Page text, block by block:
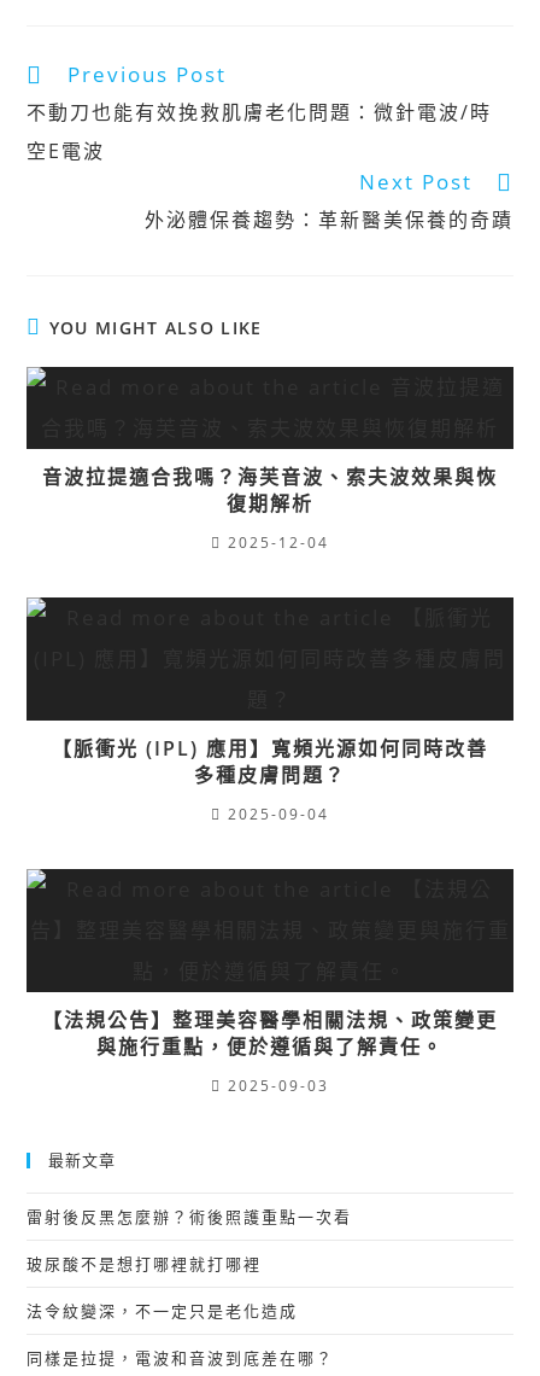
Previous Post
不動刀也能有效挽救肌膚老化問題：微針電波/時
空E電波
Next Post
外泌體保養趨勢：革新醫美保養的奇蹟
YOU MIGHT ALSO LIKE
音波拉提適合我嗎？海芙音波、索夫波效果與恢
復期解析
2025-12-04
【脈衝光 (IPL) 應用】寬頻光源如何同時改善
多種皮膚問題？
2025-09-04
【法規公告】整理美容醫學相關法規、政策變更
與施行重點，便於遵循與了解責任。
2025-09-03
最新文章
雷射後反黑怎麼辦？術後照護重點一次看
玻尿酸不是想打哪裡就打哪裡
法令紋變深，不一定只是老化造成
同樣是拉提，電波和音波到底差在哪？